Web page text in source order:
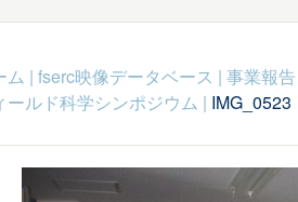
ム | fserc映像データベース | 事業報告
ールド科学シンポジウム | IMG_0523